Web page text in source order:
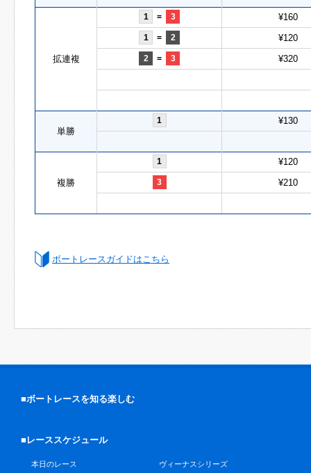
拡連複
1 = 3 ¥160
1 = 2 ¥120
2 = 3 ¥320
単勝
1 ¥130
複勝
1 ¥120
3 ¥210
ボートレースガイドはこちら
■ボートレースを知る楽しむ
■レーススケジュール
本日のレース
ヴィーナスシリーズ